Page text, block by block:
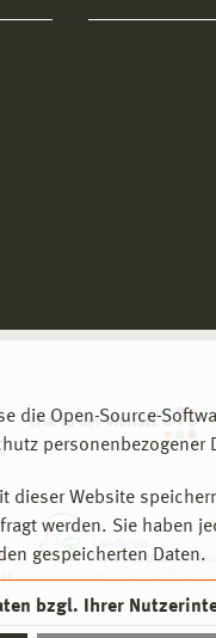
die Open-Source-
personenbezogener
Website
werden. Sie haben
gespeicherten Daten.
bzgl. Ihrer